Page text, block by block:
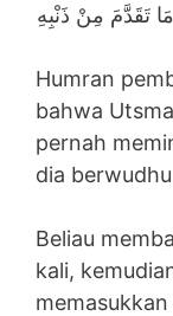
تَقَدَّمَ مِنْ ذَنْبِهِ
Humran
bahwa
pernah
dia
Beliau
kali,